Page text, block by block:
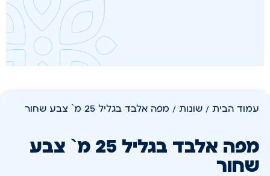
עמוד הבית / שונות / מפה אלבד בגליל 25 מ` צבע שחור
מפה אלבד בגליל 25 מ` צבע
שחור